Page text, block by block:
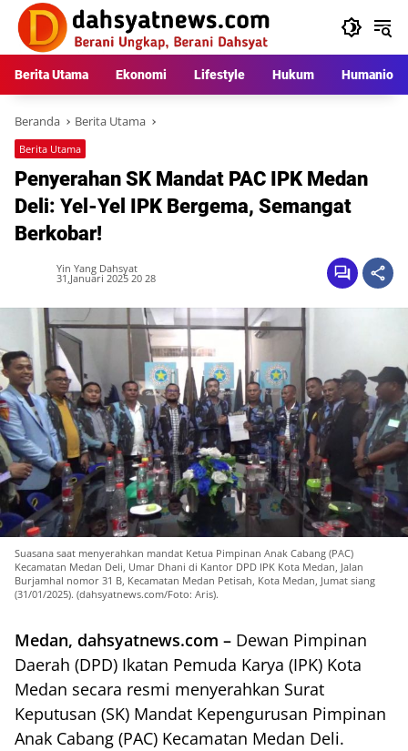
Langsung
konten
Berita Utama Ekonomi Lifestyle Hukum Humaniora
Beranda Berita Utama
Berita Utama
Penyerahan SK Mandat PAC IPK Medan
Deli: Yel-Yel IPK Bergema, Semangat
Berkobar!
Yin Yang Dahsyat
31,Januari 2025 20 28
Suasana saat menyerahkan mandat Ketua Pimpinan Anak Cabang (PAC)
Kecamatan Medan Deli, Umar Dhani di Kantor DPD IPK Kota Medan, Jalan
Burjamhal nomor 31 B, Kecamatan Medan Petisah, Kota Medan, Jumat siang
(31/01/2025). (dahsyatnews.com/Foto: Aris).
Medan, dahsyatnews.com – Dewan Pimpinan
Daerah (DPD) Ikatan Pemuda Karya (IPK) Kota
Medan secara resmi menyerahkan Surat
Keputusan (SK) Mandat Kepengurusan Pimpinan
Anak Cabang (PAC) Kecamatan Medan Deli.